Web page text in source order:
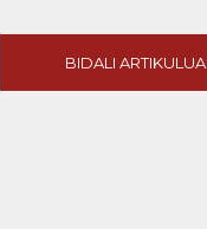
BIDALI ARTIKULUA